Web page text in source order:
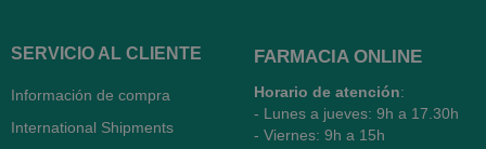
SERVICIO AL CLIENTE
Información de compra
International Shipments
FARMACIA ONLINE
Horario de atención:
- Lunes a jueves: 9h a 17.30h
- Viernes: 9h a 15h